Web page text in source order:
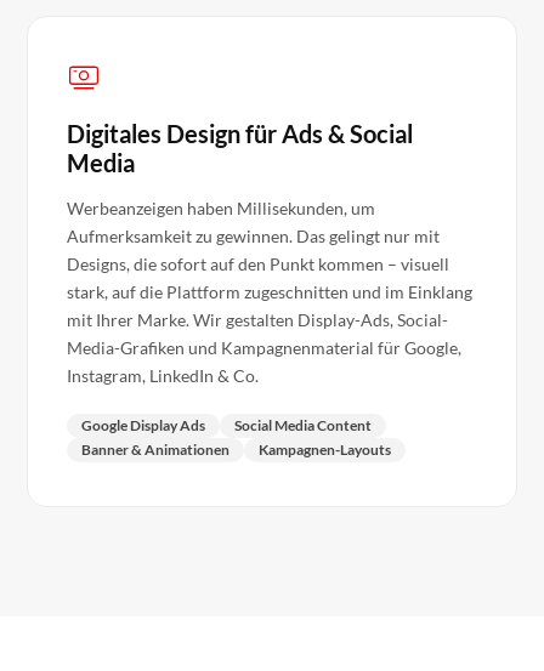
Digitales Design für Ads & Social
Media
Werbeanzeigen haben Millisekunden, um
Aufmerksamkeit zu gewinnen. Das gelingt nur mit
Designs, die sofort auf den Punkt kommen – visuell
stark, auf die Plattform zugeschnitten und im Einklang
mit Ihrer Marke. Wir gestalten Display-Ads, Social-
Media-Grafiken und Kampagnenmaterial für Google,
Instagram, LinkedIn & Co.
Google Display Ads
Social Media Content
Banner & Animationen
Kampagnen-Layouts